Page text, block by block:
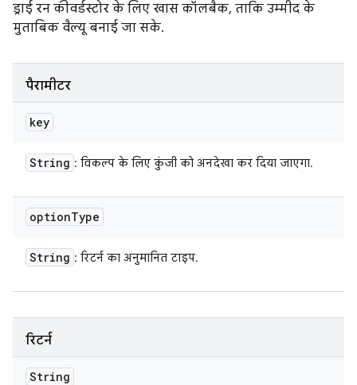
ड्राई रन कीवर्डस्टोर के लिए खास कॉलबैक, ताकि उम्मीद के
मुताबिक वैल्यू बनाई जा सके.
पैरामीटर
key
String : विकल्प के लिए कुंजी को अनदेखा कर दिया जाएगा.
optionType
String : रिटर्न का अनुमानित टाइप.
रिटर्न
String